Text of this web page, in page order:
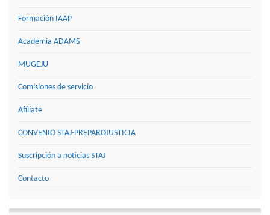
Formación IAAP
Academia ADAMS
MUGEJU
Comisiones de servicio
Afíliate
CONVENIO STAJ-PREPAROJUSTICIA
Suscripción a noticias STAJ
Contacto